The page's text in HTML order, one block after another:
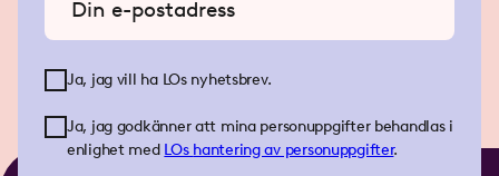
Ja, jag vill ha LOs nyhetsbrev.
Ja, jag godkänner att mina personuppgifter behandlas i
enlighet med LOs hantering av personuppgifter.